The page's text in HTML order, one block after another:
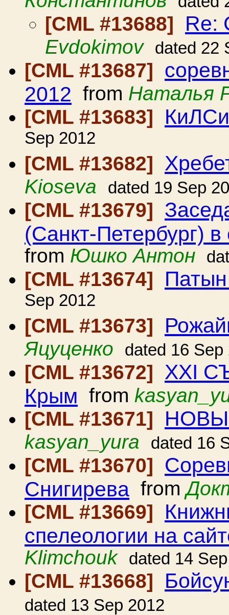
[CML #13688] Re:
Evdokimov dated 22
[CML #13687]
2012 from Наталья
[CML #13683]
КиЛСи
Sep 2012
[CML #13682]
Kioseva dated 19 Sep
[CML #13679]
(Санкт-Петербург)
from Юшко Антон
[CML #13674]
Sep 2012
[CML #13673]
Яцуценко dated 16 Sep
[CML #13672] ХХI
Крым from
[CML #13671]
kasyan_yura dated 16
[CML #13670]
Снигирева from
[CML #13669]
спелеологии на
Klimchouk
dated 14
[CML #13668]
dated 13 Sep 2012